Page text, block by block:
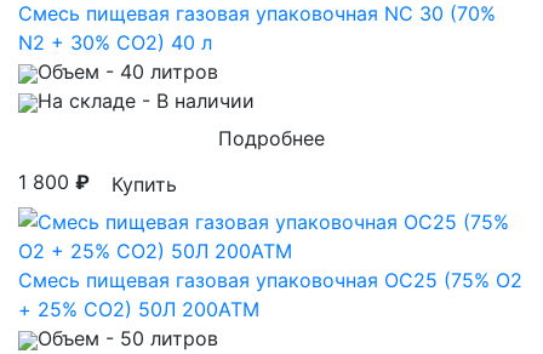
Смесь пищевая газовая упаковочная NC 30 (70%
N2 + 30% CO2) 40 л
Объем - 40 литров
На складе - В наличии
Подробнее
1 800 ₽ Купить
Смесь пищевая газовая упаковочная OC25 (75% O2
+ 25% CO2) 50Л 200АТМ
Объем - 50 литров